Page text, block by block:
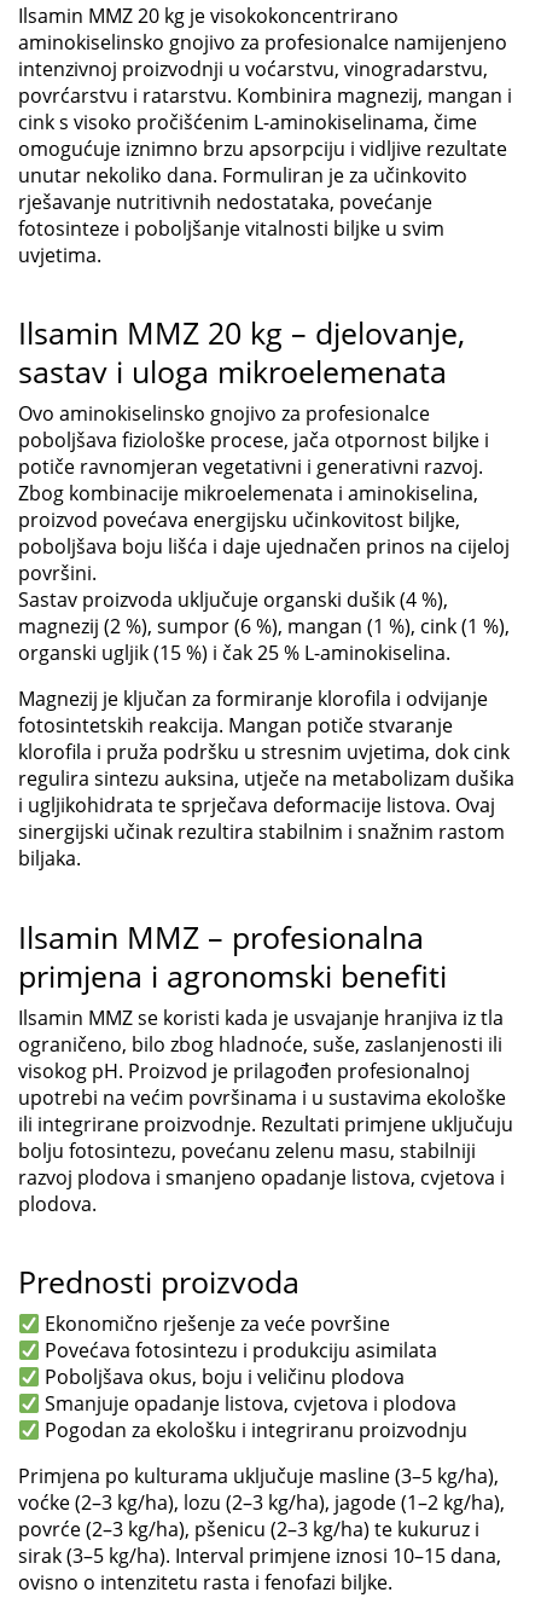
Ilsamin MMZ 20 kg je visokokoncentrirano
aminokiselinsko gnojivo za profesionalce namijenjeno
intenzivnoj proizvodnji u voćarstvu, vinogradarstvu,
povrćarstvu i ratarstvu. Kombinira magnezij, mangan i
cink s visoko pročišćenim L-aminokiselinama, čime
omogućuje iznimno brzu apsorpciju i vidljive rezultate
unutar nekoliko dana. Formuliran je za učinkovito
rješavanje nutritivnih nedostataka, povećanje
fotosinteze i poboljšanje vitalnosti biljke u svim
uvjetima.
Ilsamin MMZ 20 kg – djelovanje,
sastav i uloga mikroelemenata
Ovo aminokiselinsko gnojivo za profesionalce
poboljšava fiziološke procese, jača otpornost biljke i
potiče ravnomjeran vegetativni i generativni razvoj.
Zbog kombinacije mikroelemenata i aminokiselina,
proizvod povećava energijsku učinkovitost biljke,
poboljšava boju lišća i daje ujednačen prinos na cijeloj
površini.
Sastav proizvoda uključuje organski dušik (4 %),
magnezij (2 %), sumpor (6 %), mangan (1 %), cink (1 %),
organski ugljik (15 %) i čak 25 % L-aminokiselina.
Magnezij je ključan za formiranje klorofila i odvijanje
fotosintetskih reakcija. Mangan potiče stvaranje
klorofila i pruža podršku u stresnim uvjetima, dok cink
regulira sintezu auksina, utječe na metabolizam dušika
i ugljikohidrata te sprječava deformacije listova. Ovaj
sinergijski učinak rezultira stabilnim i snažnim rastom
biljaka.
Ilsamin MMZ – profesionalna
primjena i agronomski benefiti
Ilsamin MMZ se koristi kada je usvajanje hranjiva iz tla
ograničeno, bilo zbog hladnoće, suše, zaslanjenosti ili
visokog pH. Proizvod je prilagođen profesionalnoj
upotrebi na većim površinama i u sustavima ekološke
ili integrirane proizvodnje. Rezultati primjene uključuju
bolju fotosintezu, povećanu zelenu masu, stabilniji
razvoj plodova i smanjeno opadanje listova, cvjetova i
plodova.
Prednosti proizvoda
Ekonomično rješenje za veće površine
Povećava fotosintezu i produkciju asimilata
Poboljšava okus, boju i veličinu plodova
Smanjuje opadanje listova, cvjetova i plodova
Pogodan za ekološku i integriranu proizvodnju
Primjena po kulturama uključuje masline (3–5 kg/ha),
voćke (2–3 kg/ha), lozu (2–3 kg/ha), jagode (1–2 kg/ha),
povrće (2–3 kg/ha), pšenicu (2–3 kg/ha) te kukuruz i
sirak (3–5 kg/ha). Interval primjene iznosi 10–15 dana,
ovisno o intenzitetu rasta i fenofazi biljke.